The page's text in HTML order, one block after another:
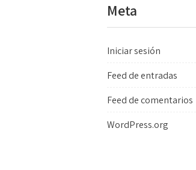
Meta
Iniciar sesión
Feed de entradas
Feed de comentarios
WordPress.org